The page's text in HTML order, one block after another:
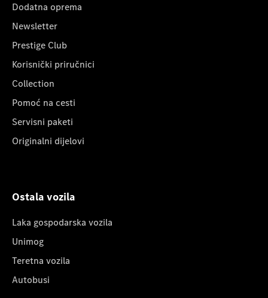
Dodatna oprema
Newsletter
Prestige Club
Korisnički priručnici
Collection
Pomoć na cesti
Servisni paketi
Originalni dijelovi
Ostala vozila
Laka gospodarska vozila
Unimog
Teretna vozila
Autobusi